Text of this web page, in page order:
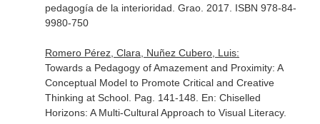
pedagogía de la interioridad . Grao. 2017. ISBN 978-84-
9980-750
Romero Pérez, Clara, Nuñez Cubero, Luis:
Towards a Pedagogy of Amazement and Proximity: A
Conceptual Model to Promote Critical and Creative
Thinking at School. Pag. 141-148. En: Chiselled
Horizons: A Multi-Cultural Approach to Visual Literacy.